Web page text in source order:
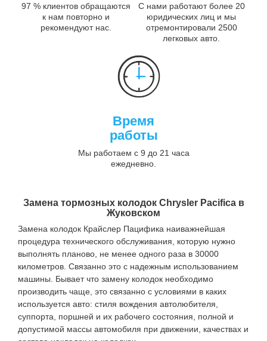
97 % клиентов обращаются
к нам повторно и
рекомендуют нас.
С нами работают более 20
юридических лиц и мы
отремонтировали 2500
легковых авто.
Время
работы
Мы работаем с 9 до 21 часа
ежедневно.
Замена тормозных колодок Chrysler Pacifica в
Жуковском
Замена колодок Крайслер Пацифика наиважнейшая
процедура технического обслуживания, которую нужно
выполнять планово, не менее одного раза в 30000
километров. Связанно это с надежным использованием
машины. Бывает что замену колодок необходимо
производить чаще, это связанно с условиями в каких
используется авто: стиля вождения автолюбителя,
суппорта, поршней и их рабочего состояния, полной и
допустимой массы автомобиля при движении, качествах и